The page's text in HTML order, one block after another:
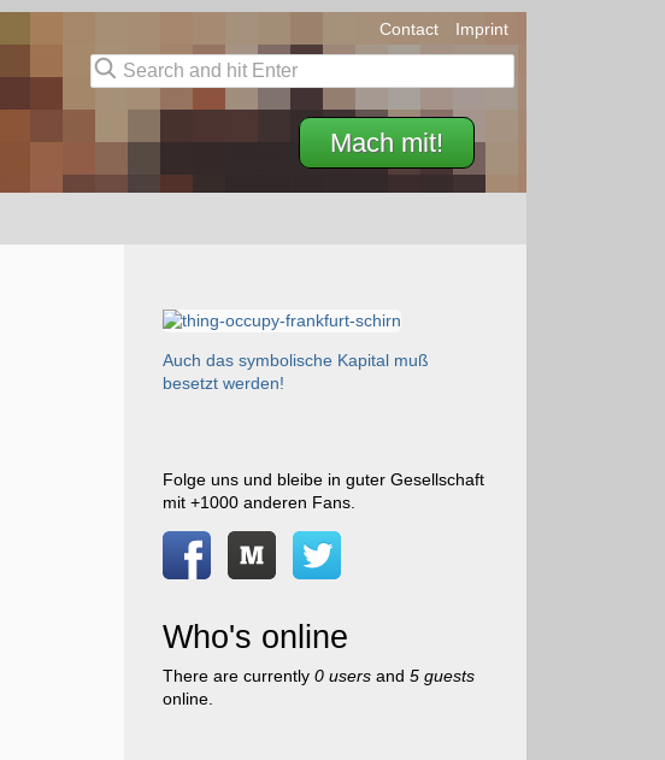
Mach mit!
Contact Imprint
Auch das symbolische Kapital muß
besetzt werden!
Folge uns und bleibe in guter Gesellschaft
mit +1000 anderen Fans.
Who's online
There are currently 0 usersand 5 guests
online.